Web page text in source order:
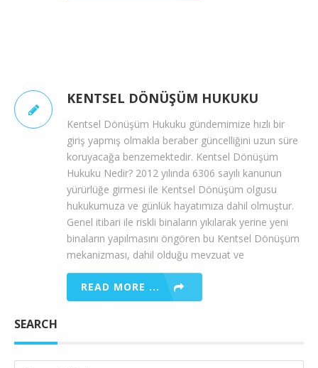
KENTSEL DÖNÜŞÜM HUKUKU
Kentsel Dönüşüm Hukuku gündemimize hızlı bir
giriş yapmış olmakla beraber güncelliğini uzun süre
koruyacağa benzemektedir. Kentsel Dönüşüm
Hukuku Nedir? 2012 yılında 6306 sayılı kanunun
yürürlüğe girmesi ile Kentsel Dönüşüm olgusu
hukukumuza ve günlük hayatımıza dahil olmuştur.
Genel itibari ile riskli binaların yıkılarak yerine yeni
binaların yapılmasını öngören bu Kentsel Dönüşüm
mekanizması, dahil olduğu mevzuat ve
READ MORE ...
SEARCH